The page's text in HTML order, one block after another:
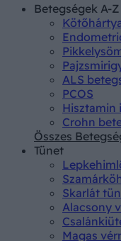
Betegségek A-Z
ALS
PCOS
Hisztamin
Crohn
Összes
Tünet
Skarlát
Alacsony
Magas